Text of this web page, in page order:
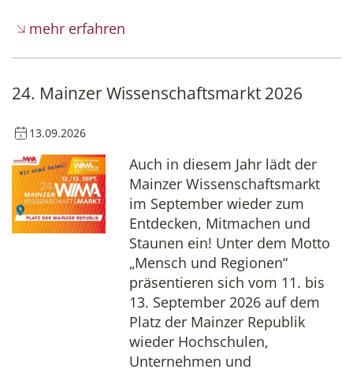
mehr erfahren
24. Mainzer Wissenschaftsmarkt 2026
13.09.2026
Auch in diesem Jahr lädt der
Mainzer Wissenschaftsmarkt
im September wieder zum
Entdecken, Mitmachen und
Staunen ein! Unter dem Motto
„Mensch und Regionen“
präsentieren sich vom 11. bis
13. September 2026 auf dem
Platz der Mainzer Republik
wieder Hochschulen,
Unternehmen und